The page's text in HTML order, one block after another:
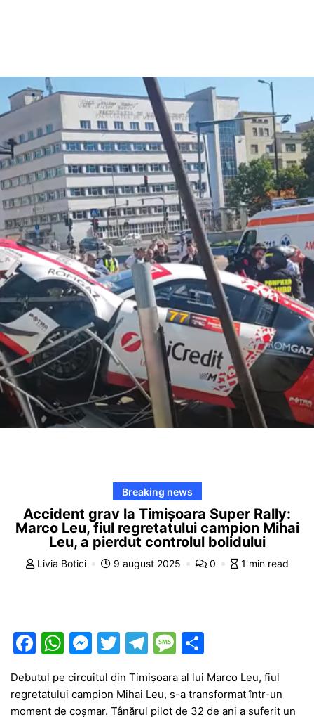
Breaking news
Accident grav la Timișoara Super Rally:
Marco Leu, fiul regretatului campion Mihai
Leu, a pierdut controlul bolidului
Livia Botici 9 august 2025 0 1 min read
F
c
e
W
h
at
s
M
e
s
s
T
w
itt
er
T
el
e
gr
M
s
s
ta
je
Debutul pe circuitul din Timișoara al lui Marco Leu, fiul
regretatului campion Mihai Leu, s-a transformat într-un
moment de coșmar. Tânărul pilot de 32 de ani a suferit un